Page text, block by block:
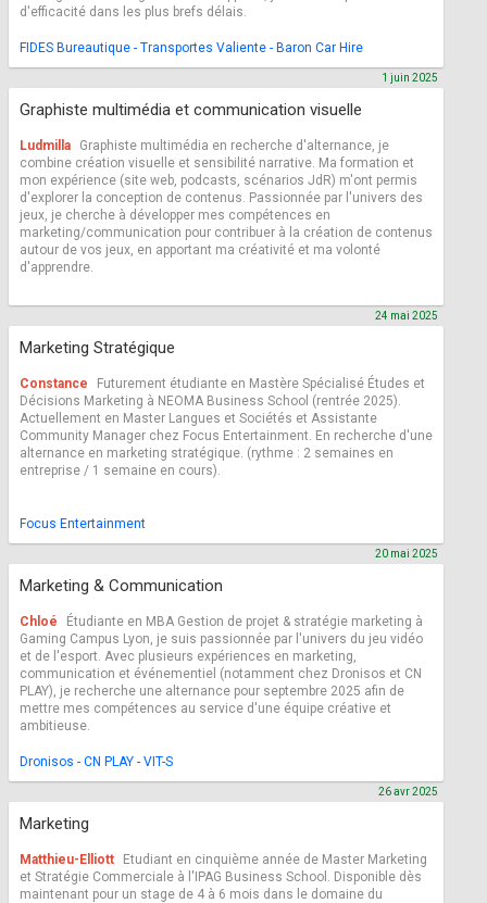
d'efficacité dans les plus brefs délais.
FIDES Bureautique - Transportes Valiente - Baron Car Hire
Graphiste multimédia et communication visuelle
1 juin 2025
Ludmilla
Graphiste multimédia en recherche d'alternance, je
combine création visuelle et sensibilité narrative. Ma formation et
mon expérience (site web, podcasts, scénarios JdR) m'ont permis
d'explorer la conception de contenus. Passionnée par l'univers des
jeux, je cherche à développer mes compétences en
marketing/communication pour contribuer à la création de contenus
autour de vos jeux, en apportant ma créativité et ma volonté
d'apprendre.
Marketing Stratégique
24 mai 2025
Constance
Futurement étudiante en Mastère Spécialisé Études et
Décisions Marketing à NEOMA Business School (rentrée 2025).
Actuellement en Master Langues et Sociétés et Assistante
Community Manager chez Focus Entertainment. En recherche d'une
alternance en marketing stratégique. (rythme : 2 semaines en
entreprise / 1 semaine en cours).
Focus Entertainment
Marketing & Communication
20 mai 2025
Chloé
Étudiante en MBA Gestion de projet & stratégie marketing à
Gaming Campus Lyon, je suis passionnée par l'univers du jeu vidéo
et de l'esport. Avec plusieurs expériences en marketing,
communication et événementiel (notamment chez Dronisos et CN
PLAY), je recherche une alternance pour septembre 2025 afin de
mettre mes compétences au service d'une équipe créative et
ambitieuse.
Dronisos - CN PLAY - VIT-S
Marketing
26 avr 2025
Matthieu-Elliott
Etudiant en cinquième année de Master Marketing
et Stratégie Commerciale à l'IPAG Business School. Disponible dès
maintenant pour un stage de 4 à 6 mois dans le domaine du